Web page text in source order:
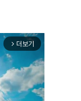
arrow_forward_ios 더보기